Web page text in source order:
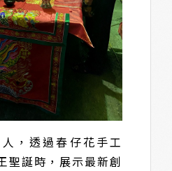
，透過春仔花手工
聖誕時，展示最新創